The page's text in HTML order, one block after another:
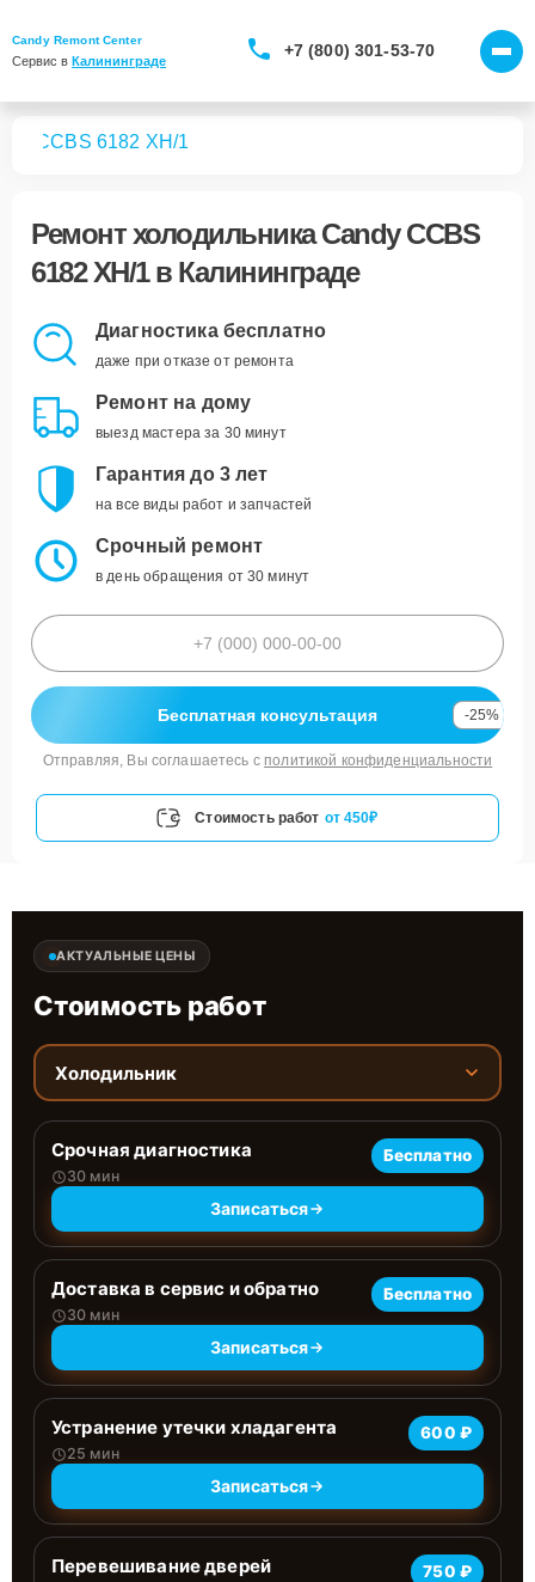
Candy Remont Center
Сервис в Калининграде
+7 (800) 301-53-70
CCBS 6182 XH/1
Ремонтхолодильника Candy CCBS
6182 XH/1в Калининграде
Диагностика бесплатно
даже при отказе от ремонта
Ремонт на дому
выезд мастера за 30 минут
Гарантия до 3 лет
на все виды работ и запчастей
Срочный ремонт
в день обращения от 30 минут
Бесплатная консультация -25%
Отправляя, Вы соглашаетесь с политикой конфиденциальности
Стоимость работ от 450₽
АКТУАЛЬНЫЕ ЦЕНЫ
Стоимость работ
Холодильник
Срочная диагностика
30 мин
Бесплатно
Записаться
Доставка в сервис и обратно
30 мин
Бесплатно
Записаться
Устранение утечки хладагента
25 мин
600 ₽
Записаться
Перевешивание дверей 750 ₽